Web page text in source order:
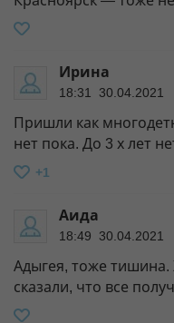
Ирина
18:31 30.04.2021
Пришли как
нет пока. До 3 х лет
+1
Аида
18:49 30.04.2021
Адыгея, тоже тишина.
сказали, что все